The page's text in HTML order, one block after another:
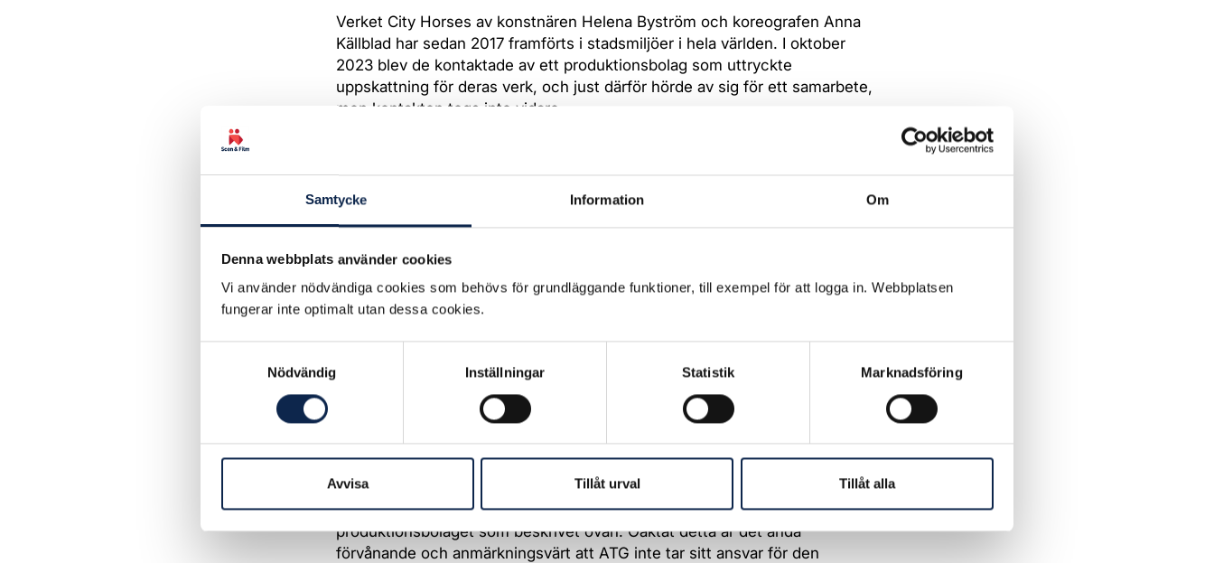
Samtycke Information Om
Denna webbplats använder cookies
Vi använder nödvändiga cookies som behövs för grundläggande funktioner, till exempel för att logga in. Webbplatsen
fungerar inte optimalt utan dessa cookies.
Nödvändig
Inställningar Statistik Marknadsföring
Avvisa Tillåt urval Tillåt alla
Verket City Horses av konstnären Helena Byström och koreografen Anna
Källblad har sedan 2017 framförts i stadsmiljöer i hela världen. I oktober
2023 blev de kontaktade av ett produktionsbolag som uttryckte
uppskattning för deras verk, och just därför hörde av sig för ett samarbete,
men kontakten togs inte vidare.
en film producerad av samma produktionsbolag som några månader tidigare
tagit kontakt med skaparna av City Horses. Filmen har uppenbara likheter
med verket City Horses.
Varken Helena Byström eller Anna Källblad har gett någon form av samtycke
uppmärksammar ATG på intrånget och ber att filmen plockas ner får de till
svar att ATG bestrider invändningarna fullt ut och påstår att verket City
Horses inte skulle röra sig om någon enhetlig koreografi eller verk
koreograferade, och kunniga inom koreografi har, både i Sverige och
internationellt, hyllat särskilt de koreografiska kvaliteterna i verket.
ATG säger sig inte ha känt till verket City Horses förrän de blivit kontaktade
av upphovspersonerna, och hävdar att de inte har känt till att
produktionsbolaget haft ett annat konstnärligt verk som förlaga. Detta kan
kraftigt ifrågasättas i ljuset av kontakten mellan konstnärerna och
produktionsbolaget som beskrivet ovan. Oaktat detta är det ändå
förvånande och anmärkningsvärt att ATG inte tar sitt ansvar för den